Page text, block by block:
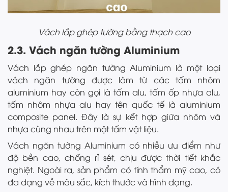
Vách lắp ghép tường bằng thạch cao
2.3. Vách ngăn tường Aluminium
Vách lắp ghép ngăn tường Aluminium là một loại
vách ngăn tường được làm từ các tấm nhôm
aluminium hay còn gọi là tấm alu, tấm ốp nhựa alu,
tấm nhôm nhựa alu hay tên quốc tế là aluminium
composite panel. Đây là sự kết hợp giữa nhôm và
nhựa cùng nhau trên một tấm vật liệu.
Vách ngăn tường Aluminium có nhiều ưu điểm như
độ bền cao, chống rỉ sét, chịu được thời tiết khắc
nghiệt. Ngoài ra, sản phẩm có tính thẩm mỹ cao, có
đa dạng về màu sắc, kích thước và hình dạng.